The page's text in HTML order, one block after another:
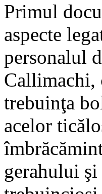
Primul
aspecte
personalul
Callimachi,
trebuinţa
acelor
gerahului